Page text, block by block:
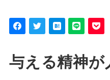
与える精神が